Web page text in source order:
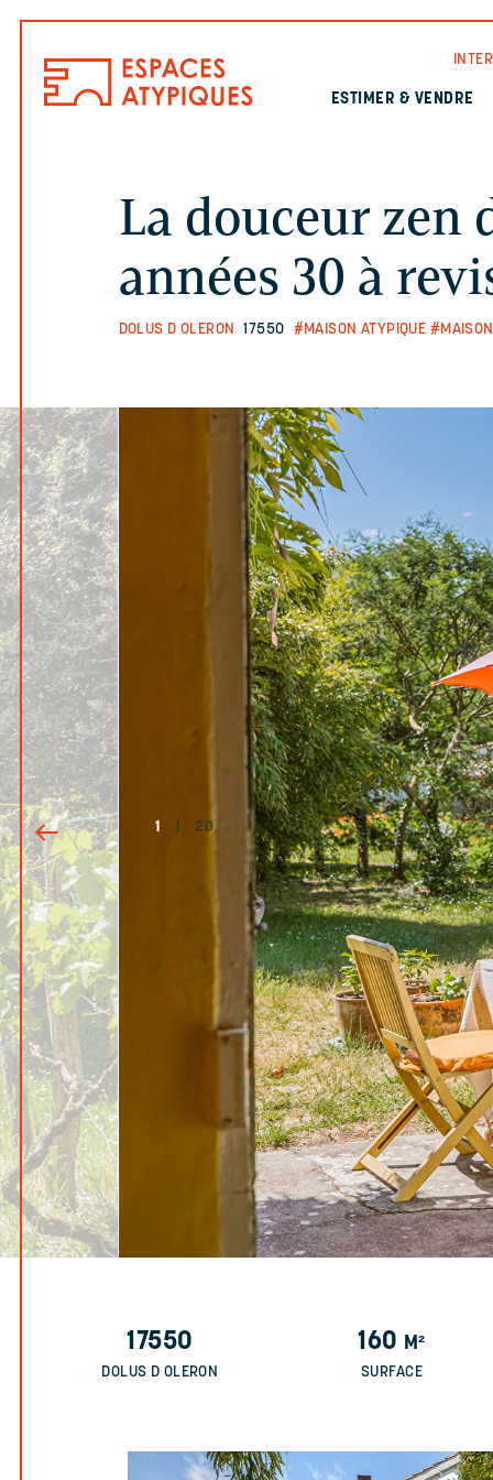
ESTIMER & VENDRE
La douceur zen
années 30 à
DOLUS D OLERON 17550 #MAISON ATYPIQUE
1 20
17550
DOLUS D OLERON
160 M²
SURFACE